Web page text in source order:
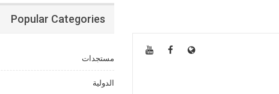
Popular Categories
مستجدات
الدولية